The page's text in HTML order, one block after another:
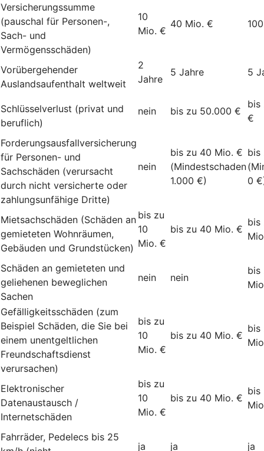
Versicherungssumme
(pauschal für Personen-,
Sach- und
Vermögensschäden)
10
Mio. €
40 Mio. €
Vorübergehender
Auslandsaufenthalt weltweit
2
Jahre
5 Jahre 5
Schlüsselverlust (privat und
beruflich)
nein bis zu 50.000 €
bis
€
Forderungsausfallversicherung
für Personen- und
Sachschäden (verursacht
durch nicht versicherte oder
zahlungsunfähige Dritte)
nein
bis zu 40 Mio. €
(Mindestschaden
1.000 €)
bis
0
Mietsachschäden (Schäden an
gemieteten Wohnräumen,
Gebäuden und Grundstücken)
bis zu
10
Mio. €
bis zu 40 Mio. €
bis
Schäden an gemieteten und
geliehenen beweglichen
Sachen
nein nein
bis
Gefälligkeitsschäden (zum
Beispiel Schäden, die Sie bei
einem unentgeltlichen
Freundschaftsdienst
verursachen)
bis zu
10
Mio. €
bis zu 40 Mio. €
bis
Elektronischer
Datenaustausch /
Internetschäden
bis zu
10
Mio. €
bis zu 40 Mio. €
bis
Fahrräder, Pedelecs bis 25
ja ja ja